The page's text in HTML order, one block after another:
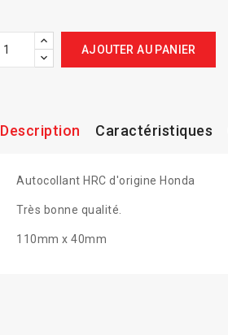
AJOUTER AU PANIER
Description Caractéristiques
Autocollant HRC d'origine Honda
Très bonne qualité.
110mm x 40mm